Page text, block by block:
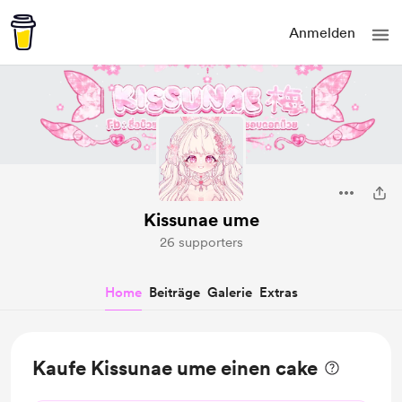
Anmelden
Kissunae ume
26 supporters
Home Beiträge Galerie Extras
Kaufe Kissunae ume einen cake